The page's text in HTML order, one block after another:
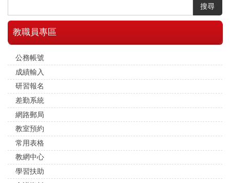
搜尋
教職員專區
公務帳號
成績輸入
研習報名
差勤系統
網路郵局
教室預約
常用表格
教網中心
學習扶助